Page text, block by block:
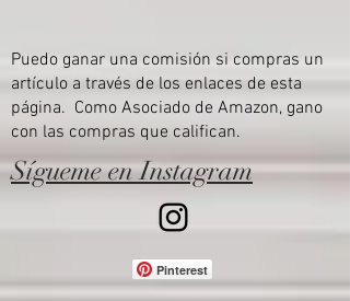
Puedo ganar una comisión si compras un
artículo a través de los enlaces de esta
página. Como Asociado de Amazon, gano
con las compras que califican.
Sígueme en Instagram
Pinterest